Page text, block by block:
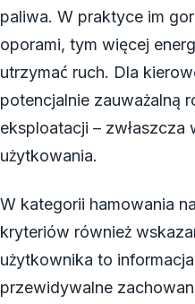
paliwa. W praktyce im
oporami, tym więcej
utrzymać ruch. Dla
potencjalnie zauważalną
eksploatacji – zwłaszcza
użytkowania.
W kategorii hamowania
kryteriów również
użytkownika to
przewidywalne